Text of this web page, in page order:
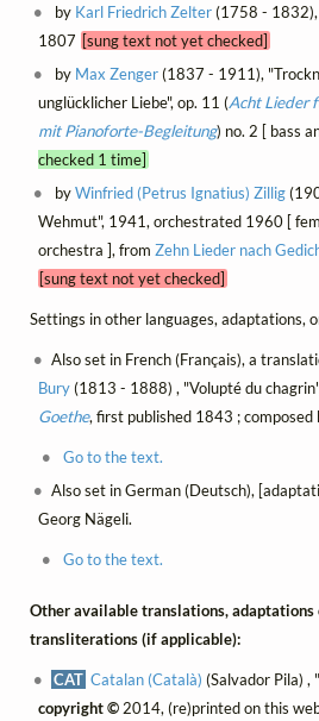
by Karl Friedrich Zelter(1758 - 1832),
1807 [sung text not yet checked]
by Max Zenger(1837 - 1911),
unglücklicher Liebe", op. 11 (Acht Lieder
mit Pianoforte-Begleitung) no. 2 [ bass
checked 1 time]
byWinfried (Petrus Ignatius) Zillig
Wehmut", 1941, orchestrated 1960 [
orchestra ], from Zehn Lieder nach
[sung text not yet checked]
Settings in other languages, adaptations,
Also set in French (Français), a
Bury(1813 - 1888) , "Volupté du
Goethe, first published 1843 ; composed
Go to the text.
Also set in German (Deutsch),
Georg Nägeli.
Go to the text.
Other available translations, adaptations
transliterations (if applicable):
CAT Catalan (Català) (Salvador Pila) ,
copyright ©2014, (re)printed on this